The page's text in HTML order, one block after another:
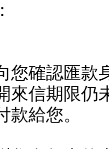
您確認匯款
來信期限仍
款給您。